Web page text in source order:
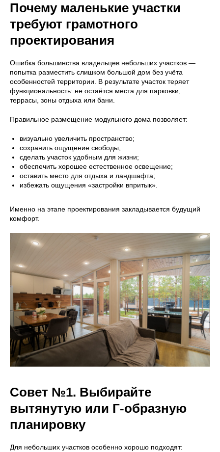
Почему маленькие участки
требуют грамотного
проектирования
Ошибка большинства владельцев небольших участков —
попытка разместить слишком большой дом без учёта
особенностей территории. В результате участок теряет
функциональность: не остаётся места для парковки,
террасы, зоны отдыха или бани.
Правильное размещение модульного дома позволяет:
визуально увеличить пространство;
сохранить ощущение свободы;
сделать участок удобным для жизни;
обеспечить хорошее естественное освещение;
оставить место для отдыха и ландшафта;
избежать ощущения «застройки впритык».
Именно на этапе проектирования закладывается будущий
комфорт.
Совет №1. Выбирайте
вытянутую или Г-образную
планировку
Для небольших участков особенно хорошо подходят: